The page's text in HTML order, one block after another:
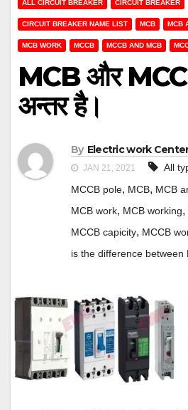
ALL CIRCUIT BREAKER CIRCUIT BREAKER
CIRCUIT BREAKER NAME LIST MCB MCB
MCB WORK MCCB MCCB AND MCB
MCB और
अन्तर है।
By Electric work
JAN 21, 2021 All
MCCB pole, MCB, MCB
MCB work, MCB working,
MCCB capicity, MCCB
is the difference between